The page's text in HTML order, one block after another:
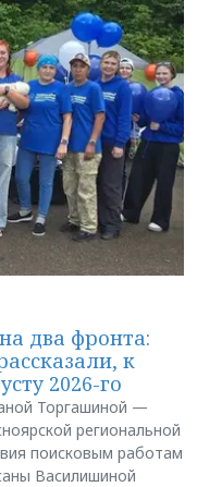
два фронта:
к
2026-го
Торгашиной —
региональной
поисковым работам
Василишиной